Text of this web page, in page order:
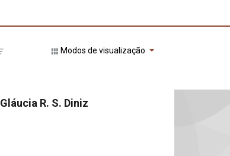
Modos de visualização
Gláucia R. S. Diniz